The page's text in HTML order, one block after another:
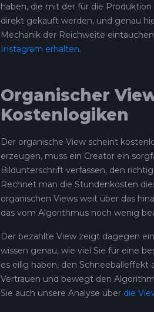
haben, die mit der für die
direkt gekauft werden, und genau
Mechanik der Reichweite
Instagram erhalten.
Organischer
Kostenlogiken
Der organische View scheint
erzeugen, muss ein Creator ein
Bildunterschrift verfassen, den
Rechnet man die Stundenkosten
organischen Views weit über das
das vom Algorithmus noch wenig
Der bezahlte View zeigt dagegen
wissen genau, wie viel Sie für eine
es eilig haben, den
Vertrauen und bewegt den
Sie auch unsere Analyse über die